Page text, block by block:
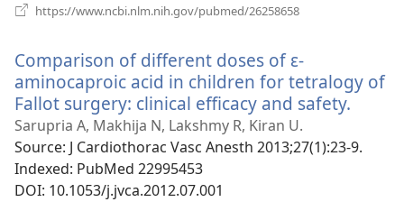
https://www.ncbi.nlm.nih.gov/pubmed/26258658
вікні)
Comparison of different doses of ε-
aminocaproic acid in children for tetralogy of
Fallot surgery: clinical efficacy and safety.
Sarupria A, Makhija N, Lakshmy R, Kiran U.
Source‎: J Cardiothorac Vasc Anesth 2013;27(1):23-9.
Indexed‎: PubMed 22995453
DOI‎: 10.1053/j.jvca.2012.07.001